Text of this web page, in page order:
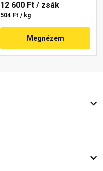
12 600 Ft / zsák
504 Ft / kg
Megnézem